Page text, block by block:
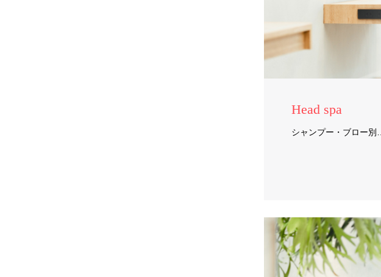
Head spa
シャンプー・ブロー別…